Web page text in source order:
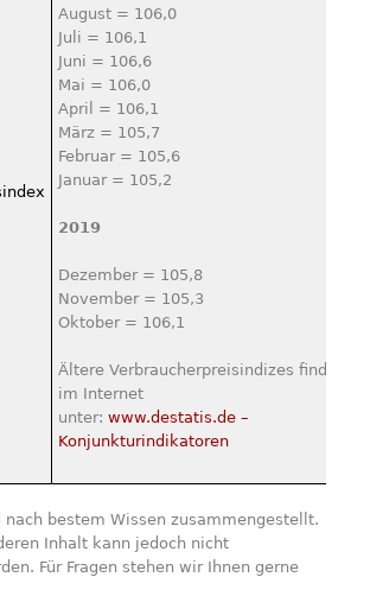
August = 106,0
Juli = 106,1
Juni = 106,6
Mai = 106,0
April = 106,1
März = 105,7
Februar = 105,6
Januar = 105,2
2019
Dezember = 105,8
November = 105,3
Oktober = 106,1
Ältere Verbraucherpreisindizes finden
im Internet
unter:www.destatis.de –
Konjunkturindikatoren
bestem Wissen zusammengestellt.
Inhalt kann jedoch nicht
Für Fragen stehen wir Ihnen gerne